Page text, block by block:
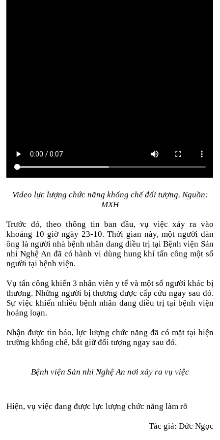
Video lực lượng chức năng khống chế đối tượng. Nguồn:
MXH
Trước đó, theo thông tin ban đầu, vụ việc xảy ra vào
khoảng 10 giờ ngày 23-10. Thời gian này, một người đàn
ông là người nhà bệnh nhân đang điều trị tại Bệnh viện Sản
nhi Nghệ An đã có hành vi dùng hung khí tấn công một số
người tại bệnh viện.
Vụ tấn công khiến 3 nhân viên y tế và một số người khác bị
thương. Những người bị thương được cấp cứu ngay sau đó.
Sự việc khiến nhiều bệnh nhân đang điều trị tại bệnh viện
hoảng loạn.
Nhận được tin báo, lực lượng chức năng đã có mặt tại hiện
trường khống chế, bắt giữ đối tượng ngay sau đó.
Bệnh viện Sản nhi Nghệ An nơi xảy ra vụ việc
Hiện, vụ việc đang được lực lượng chức năng làm rõ
Tác giả: Đức Ngọc